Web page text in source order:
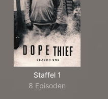
Staffel 1
8 Episoden